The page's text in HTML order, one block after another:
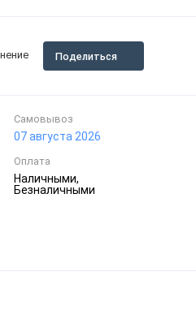
Самовывоз
07 августа 2026
Оплата
Наличными,
Безналичными
Поделиться